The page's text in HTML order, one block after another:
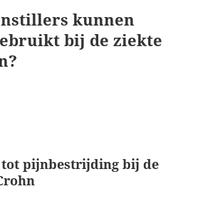
kunnen
bij de ziekte
pijnbestrijding bij de